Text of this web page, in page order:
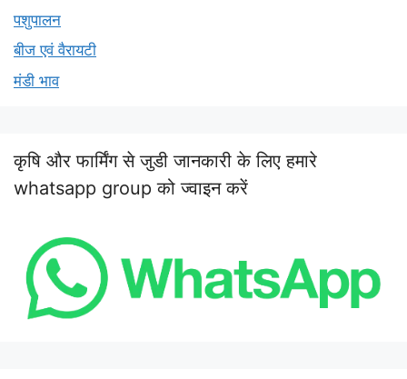
पशुपालन
बीज एवं वैरायटी
मंडी भाव
कृषि और फार्मिंग से जुडी जानकारी के लिए हमारे
whatsapp group को ज्वाइन करें